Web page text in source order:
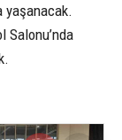
yaşanacak.
Salonu’nda